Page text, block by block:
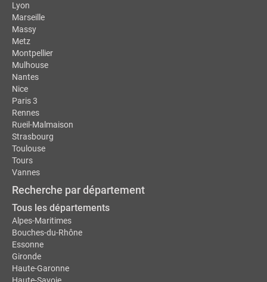
Lyon
Marseille
Massy
Metz
Montpellier
Mulhouse
Nantes
Nice
Paris 3
Rennes
Rueil-Malmaison
Strasbourg
Toulouse
Tours
Vannes
Recherche par département
Tous les départements
Alpes-Maritimes
Bouches-du-Rhône
Essonne
Gironde
Haute-Garonne